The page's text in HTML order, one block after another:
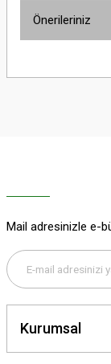
Önerileriniz
yetersiz
Bu ürüne
Mail adresinizle e-
Kurumsal